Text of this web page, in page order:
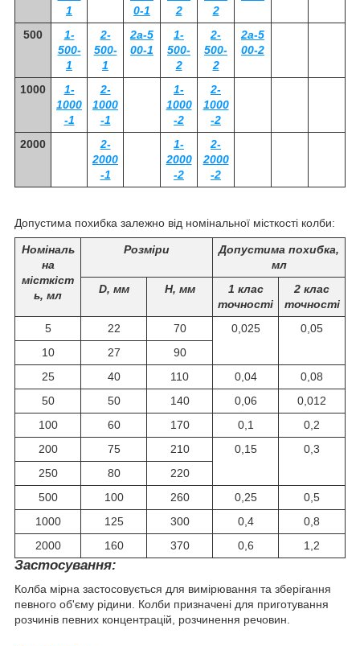
1
0-1
2
2
500
1-
500-
1
2-
500-
1
2а-5
00-1
1-
500-
2
2-
500-
2
2а-5
00-2
1000
1-
1000
-1
2-
1000
-1
1-
1000
-2
2-
1000
-2
2000
2-
2000
-1
1-
2000
-2
2-
2000
-2
Допустима похибка залежно від номінальної місткості колби:
Номіналь
на
місткіст
ь, мл
Розміри
Допустима похибка,
мл
D, мм
H, мм
1 клас
точності
2 клас
точності
5
22 70 0,025
0,05
10
27
90
25
40 110 0,04
0,08
50
50 140 0,06
0,012
100
60 170 0,1
0,2
200
75 210 0,15
0,3
250
80
220
500
100 260 0,25
0,5
1000
125 300 0,4
0,8
2000
160 370 0,6 1,2
Застосування:
Колба мірна застосовується для вимірювання та зберігання
певного об'єму рідини. Колби призначені для приготування
розчинів певних концентрацій, розчинення речовин.